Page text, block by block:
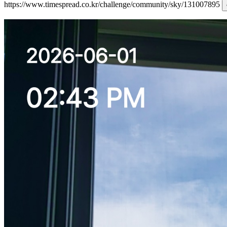
https://www.timespread.co.kr/challenge/community/sky/131007895